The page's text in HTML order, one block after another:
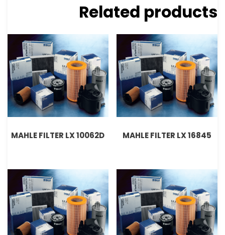
Related products
MAHLE FILTER LX 16845
MAHLE FILTER LX 10062D